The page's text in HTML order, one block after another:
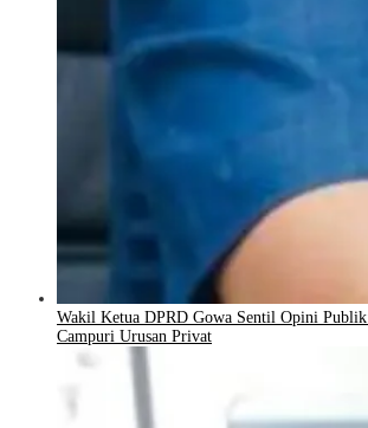
Wakil Ketua DPRD Gowa Sentil Opini
Campuri Urusan Privat